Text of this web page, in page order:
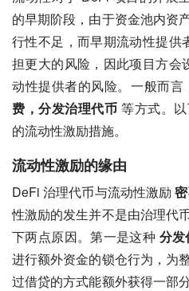
的早期阶段，由于资金池内资
行性不足，而早期流动性提供
担更大的风险，因此项目方会
动性提供者的风险。一般而
费，分发治理代币 等方式。
的流动性激励措施。
流动性激励的缘由
DeFi 治理代币与流动性激励
性激励的发生并不是由治理代
下两点原因。第一是这种 分发
进行额外资金的锁仓行为，为
过借贷的方式能额外获得一部